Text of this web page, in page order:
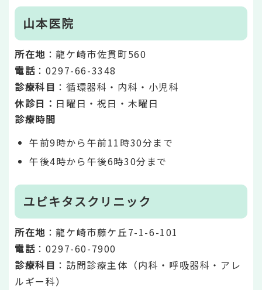
山本医院
所在地 ：龍ケ崎市佐貫町560
電話 ：0297-66-3348
診療科目 ：循環器科・内科・小児科
休診日： 日曜日・祝日・木曜日
診療時間
午前9時から午前11時30分まで
午後4時から午後6時30分まで
ユビキタスクリニック
所在地 ：龍ケ崎市藤ケ丘7-1-6-101
電話 ：0297-60-7900
診療科目 ：訪問診療主体（内科・呼吸器科・アレ
ルギー科）